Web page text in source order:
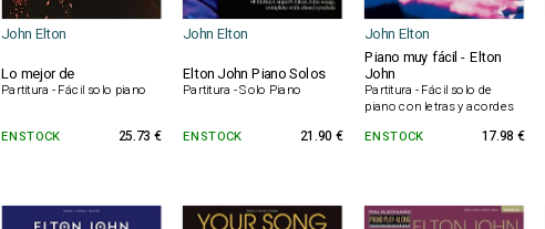
John Elton John Elton John Elton
Lo mejor de
Partitura - Fácil solo piano
Elton John Piano Solos
Partitura - Solo Piano
Piano muy fácil - Elton
John
Partitura - Fácil solo de
piano con letras y acordes
EN STOCK 25.73 € EN STOCK 21.90 € EN STOCK 17.98 €